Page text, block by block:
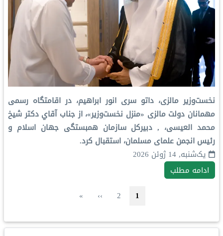
نخست‌وزیر مالزی، داتو سری انور ابراهیم، در اقامتگاه رسمی
مهمانان دولت مالزی «منزل نخست‌وزیر»، از جناب آقاي دکتر شيخ
محمد العیسی، , دبیرکل سازمان همبستگی جهان اسلام و
رئیس انجمن علمای مسلمان، استقبال کرد.
یک‌شنبه, 14 ژوئن 2026
ادامه مطلب
صفحه جاری
1 صفحه
2 صفحه بعد
››
Last page
»